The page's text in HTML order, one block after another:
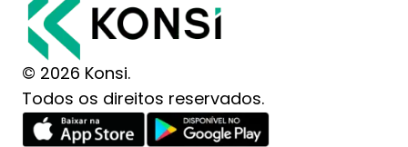
© 2026 Konsi.
Todos os direitos reservados.